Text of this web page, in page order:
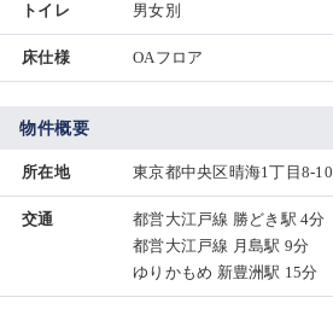
トイレ 男女別
床仕様 OAフロア
物件概要
所在地 東京都中央区晴海1丁目8-10
交通
都営大江戸線 勝どき駅 4分
都営大江戸線 月島駅 9分
ゆりかもめ 新豊洲駅 15分